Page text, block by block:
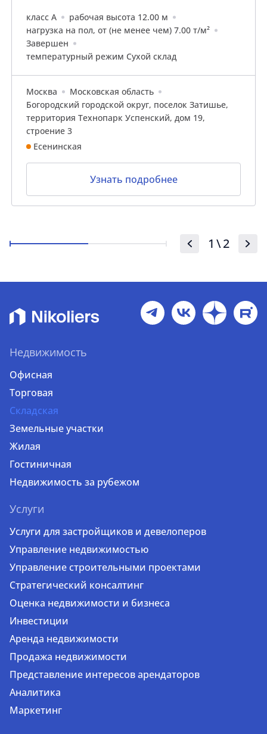
класс A
рабочая высота 12.00 м
нагрузка на пол, от (не менее чем) 7.00 т/м²
Завершен
температурный режим Сухой склад
Москва
Московская область
Богородский городской округ, поселок Затишье,
территория Технопарк Успенский, дом 19,
строение 3
Есенинская
Узнать подробнее
1 \2
Недвижимость
Офисная
Торговая
Складская
Земельные участки
Жилая
Гостиничная
Недвижимость за рубежом
Услуги
Услуги для застройщиков и девелоперов
Управление недвижимостью
Управление строительными проектами
Стратегический консалтинг
Оценка недвижимости и бизнеса
Инвестиции
Аренда недвижимости
Продажа недвижимости
Представление интересов арендаторов
Аналитика
Маркетинг